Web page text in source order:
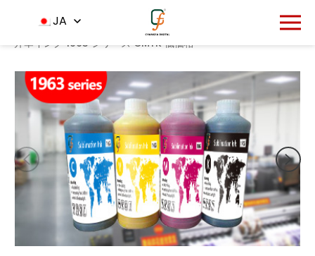
JA
ホーム 製品 昇華インク -
デジタル織物印刷のための
昇華インク 1963 シリーズ CMYK 低価格